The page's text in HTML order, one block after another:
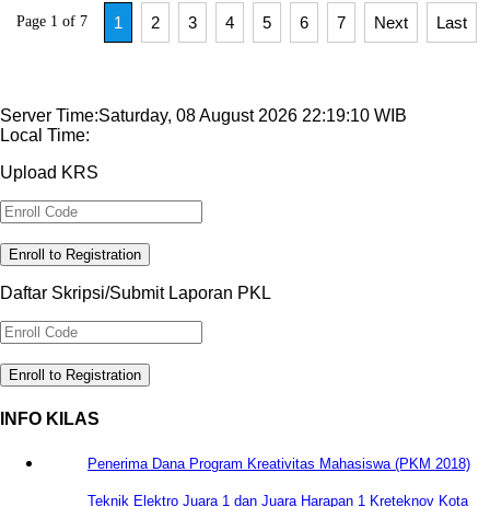
Page 1 of 7 1 2 3 4 5 6 7 Next Last
Server Time:Saturday, 08 August 2026 22:19:10 WIB
Local Time:
Upload KRS
Enroll to Registration
Daftar Skripsi/Submit Laporan PKL
Enroll to Registration
INFO KILAS
Penerima Dana Program Kreativitas Mahasiswa (PKM 2018)
Teknik Elektro Juara 1 dan Juara Harapan 1 Kreteknov Kota